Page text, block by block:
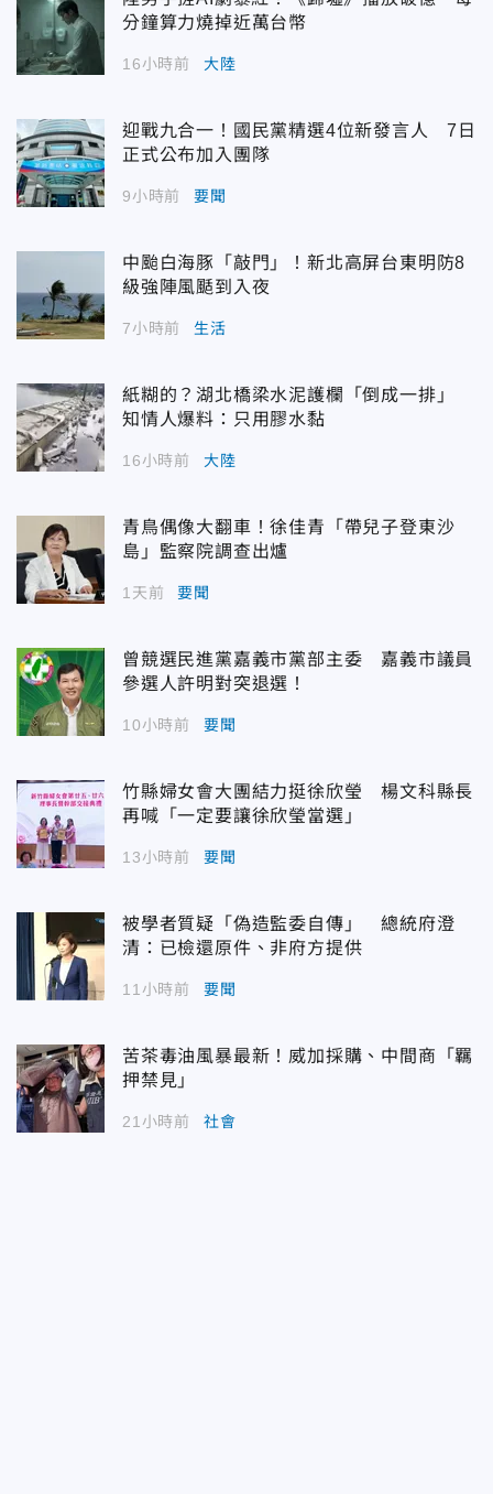
分鐘算力燒掉近萬台幣
16小時前 大陸
迎戰九合一！國民黨精選4位新發言人 7日
正式公布加入團隊
9小時前 要聞
中颱白海豚「敲門」！新北高屏台東明防8
級強陣風颳到入夜
7小時前 生活
紙糊的？湖北橋梁水泥護欄「倒成一排」
知情人爆料：只用膠水黏
16小時前 大陸
青鳥偶像大翻車！徐佳青「帶兒子登東沙
島」監察院調查出爐
1天前 要聞
曾競選民進黨嘉義市黨部主委 嘉義市議員
參選人許明對突退選！
10小時前 要聞
竹縣婦女會大團結力挺徐欣瑩 楊文科縣長
再喊「一定要讓徐欣瑩當選」
13小時前 要聞
被學者質疑「偽造監委自傳」 總統府澄
清：已檢還原件、非府方提供
11小時前 要聞
苦茶毒油風暴最新！威加採購、中間商「羈
押禁見」
21小時前 社會